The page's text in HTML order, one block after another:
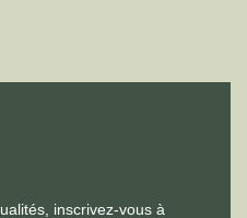
inscrivez-vous à